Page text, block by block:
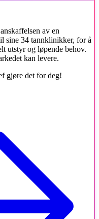
av en
sine 34 tannklinikker, for å
utstyr og løpende behov.
kan levere.
gjøre det for deg!